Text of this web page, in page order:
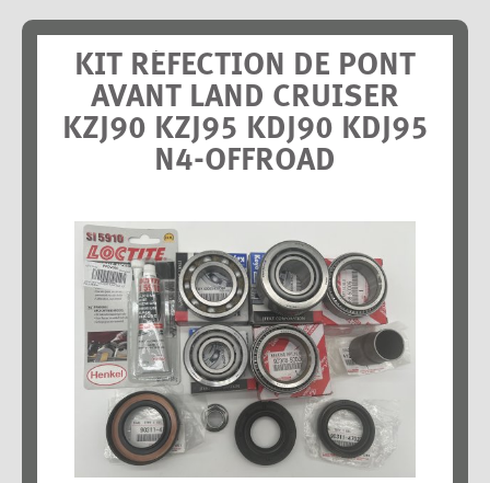
KIT RÉFECTION DE PONT
AVANT LAND CRUISER
KZJ90 KZJ95 KDJ90 KDJ95
N4-OFFROAD